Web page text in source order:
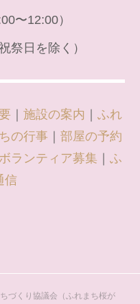
〜12:00）
祭日を除く）
施設の案内
ふれ
の行事
部屋の予約
ボランティア募集
ふ
信
づくり協議会（ふれまち桜が